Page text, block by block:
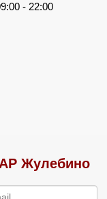
- 22:00
Жулебино